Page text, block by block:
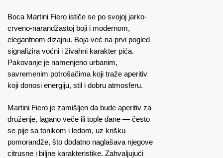
Boca Martini Fiero ističe se po svojoj jarko-
crveno-narandžastoj boji i modernom,
elegantnom dizajnu. Boja već na prvi pogled
signalizira voćni i živahni karakter pića.
Pakovanje je namenjeno urbanim,
savremenim potrošačima koji traže aperitiv
koji donosi energiju, stil i dobru atmosferu.
Martini Fiero je zamišljen da bude aperitiv za
druženje, lagano veče ili tople dane — često
se pije sa tonikom i ledom, uz krišku
pomorandže, što dodatno naglašava njegove
citrusne i biljne karakteristike. Zahvaljujući